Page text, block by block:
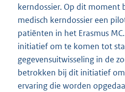
kerndossier. Op dit moment
medisch kerndossier een
patiënten in het Erasmus
initiatief om te komen tot
gegevensuitwisseling in de
betrokken bij dit initiatief
ervaring die worden